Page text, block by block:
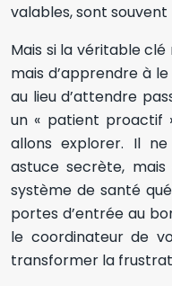
valables, sont
Mais si la véritable
mais d’apprendre à
au lieu d’attendre
un « patient proactif
allons explorer. Il
astuce secrète,
système de santé
portes d’entrée au
le coordinateur de
transformer la